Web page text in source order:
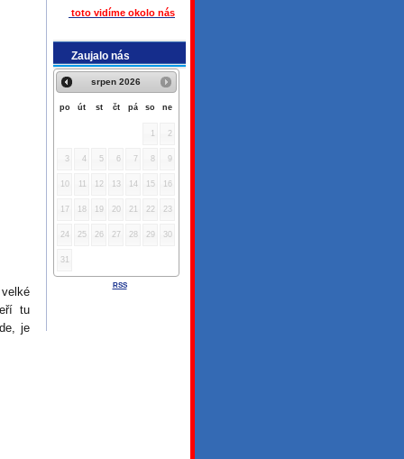
toto vidíme okolo nás
Zaujalo nás
srpen 2026
po út st čt pá so ne
1 2
3 4 5 6 7 8 9
10 11 12 13 14 15 16
17 18 19 20 21 22 23
24 25 26 27 28 29 30
31
RSS
tu
je